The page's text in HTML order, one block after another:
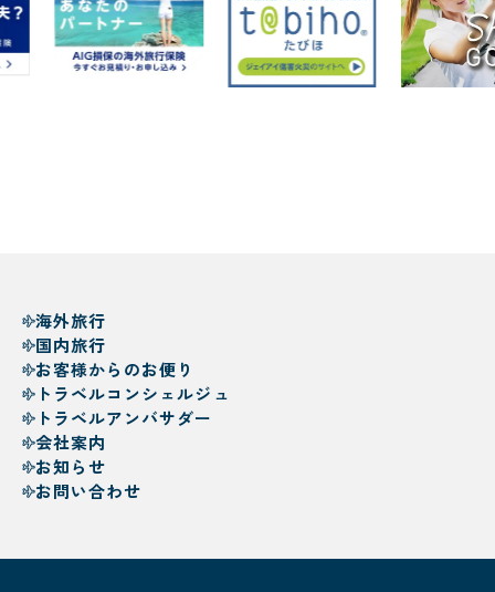
海外旅行
国内旅行
お客様からのお便り
トラベルコンシェルジュ
トラベルアンバサダー
会社案内
お知らせ
お問い合わせ